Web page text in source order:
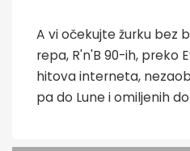
A vi očekujte žurku bez
repa, R'n'B 90-ih, preko
hitova interneta,
pa do Lune i omiljenih